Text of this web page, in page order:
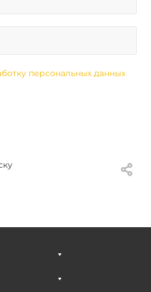
персональных данных